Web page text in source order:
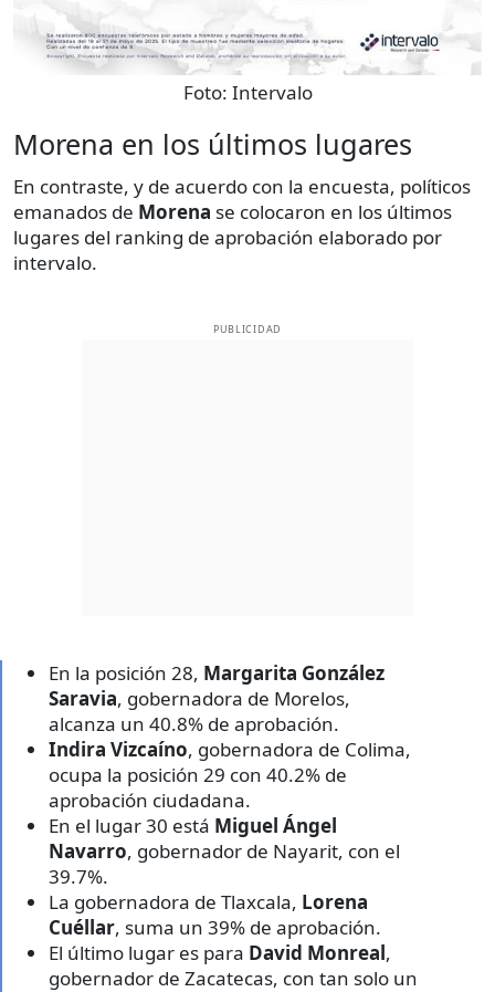
Foto: Intervalo
Morena en los últimos lugares
En contraste, y de acuerdo con la encuesta, políticos
emanados de Morena se colocaron en los últimos
lugares del ranking de aprobación elaborado por
intervalo.
PUBLICIDAD
En la posición 28, Margarita González
Saravia, gobernadora de Morelos,
alcanza un 40.8% de aprobación.
Indira Vizcaíno, gobernadora de Colima,
ocupa la posición 29 con 40.2% de
aprobación ciudadana.
En el lugar 30 está Miguel Ángel
Navarro, gobernador de Nayarit, con el
39.7%.
La gobernadora de Tlaxcala, Lorena
Cuéllar, suma un 39% de aprobación.
El último lugar es para David Monreal,
gobernador de Zacatecas, con tan solo un